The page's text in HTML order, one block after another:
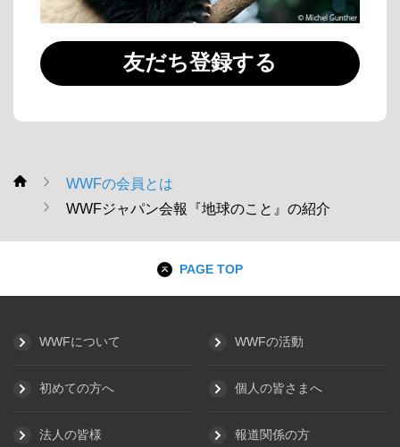
友だち登録する
WWF
WWFの会員とは
WWFジャパン会報『地球のこと』の紹介
PAGE TOP
WWFについて WWFの活動
初めての方へ 個人の皆さまへ
法人の皆様 報道関係の方